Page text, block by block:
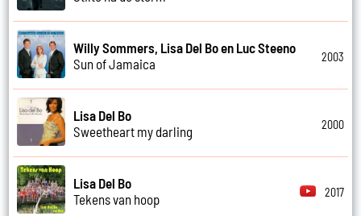
Willy Sommers, Lisa Del Bo en Luc Steeno
Sun of Jamaica
2003
Lisa Del Bo
Sweetheart my darling
2000
Lisa Del Bo
Tekens van hoop
2017